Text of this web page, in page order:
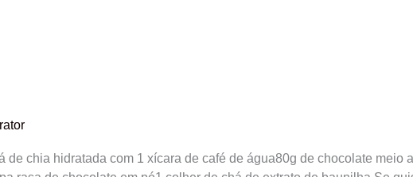
de chia hidratada com 1 xícara de café de água80g de chocolate meio